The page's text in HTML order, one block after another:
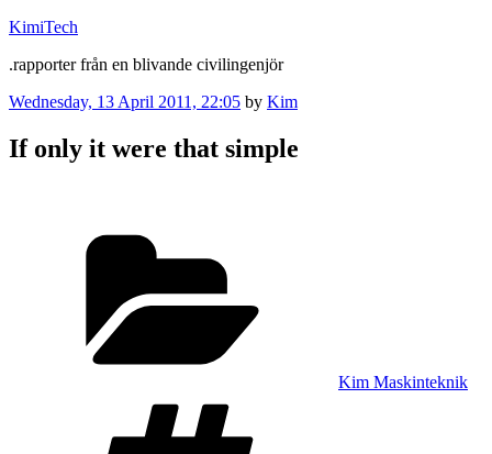
Skip
content
KimiTech
.rapporter från en blivande civilingenjör
Posted
Wednesday, 13 April 2011, 22:05 by Kim
If only it were that simple
Kim Maskinteknik